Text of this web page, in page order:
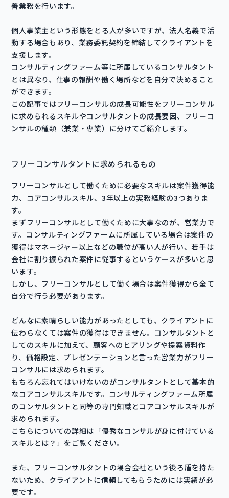
善業務を行います。
個人事業主という形態をとる人が多いですが、法人名義で活
動する場合もあり、業務委託契約を締結してクライアントを
支援します。
コンサルティングファーム等に所属しているコンサルタント
とは異なり、仕事の報酬や働く場所などを自分で決めること
ができます。
この記事ではフリーコンサルの成長可能性をフリーコンサル
に求められるスキルやコンサルタントの成長要因、フリーコ
ンサルの種類（兼業・専業）に分けてご紹介します。
フリーコンサルタントに求められるもの
フリーコンサルとして働くために必要なスキルは案件獲得能
力、コアコンサルスキル、3年以上の実務経験の3つありま
す。
まずフリーコンサルとして働くために大事なのが、営業力で
す。コンサルティングファームに所属している場合は案件の
獲得はマネージャー以上などの職位が高い人が行い、若手は
会社に割り振られた案件に従事するというケースが多いと思
います。
しかし、フリーコンサルとして働く場合は案件獲得から全て
自分で行う必要があります。
どんなに素晴らしい能力があったとしても、クライアントに
伝わらなくては案件の獲得はできません。コンサルタントと
してのスキルに加えて、顧客へのヒアリングや提案資料作
り、価格設定、プレゼンテーションと言った営業力がフリー
コンサルには求められます。
もちろん忘れてはいけないのがコンサルタントとして基本的
なコアコンサルスキルです。コンサルティングファーム所属
のコンサルタントと同等の専門知識とコアコンサルスキルが
求められます。
こちらについての詳細は「優秀なコンサルが身に付けている
スキルとは？」をご覧ください。
また、フリーコンサルタントの場合会社という後ろ盾を持た
ないため、クライアントに信頼してもらうためには実績が必
要です。